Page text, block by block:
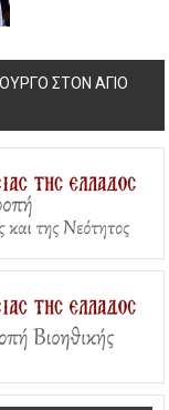
ΣΤΟΝ ΑΓΙΟ